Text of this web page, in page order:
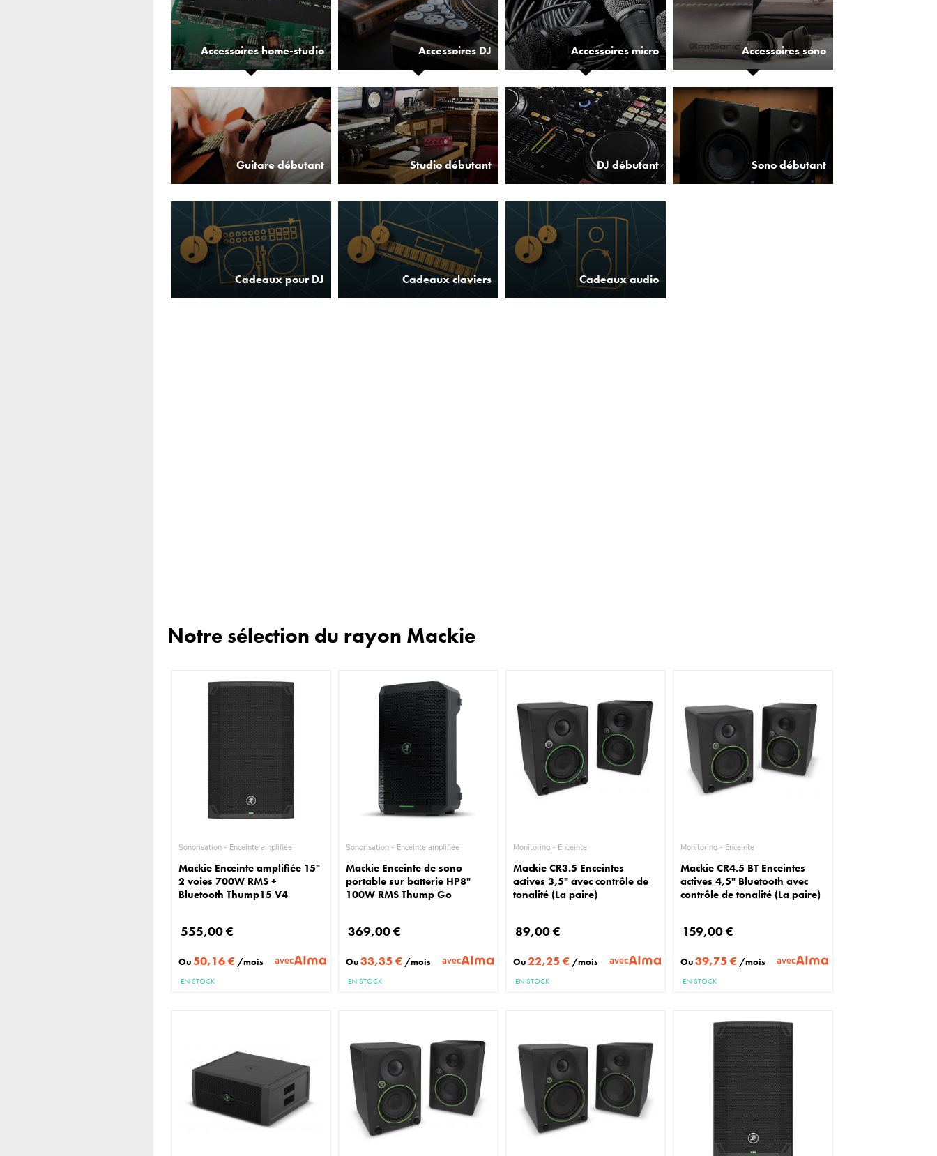
Accessoires home-studio Accessoires DJ Accessoires micro Accessoires sono
Guitare débutant Studio débutant DJ débutant Sono débutant
Cadeaux pour DJ Cadeaux claviers Cadeaux audio
Notre sélection du rayon Mackie
Sonorisation - Enceinte amplifiée
Mackie Enceinte amplifiée 15"
2 voies 700W RMS +
Bluetooth Thump15 V4
555,00 €
Ou50,16 € /mois avec
EN STOCK
Sonorisation - Enceinte amplifiée
Mackie Enceinte de sono
portable sur batterie HP8"
100W RMS Thump Go
369,00 €
Ou33,35 € /mois avec
EN STOCK
Monitoring - Enceinte
Mackie CR3.5 Enceintes
actives 3,5" avec contrôle de
tonalité (La paire)
89,00 €
Ou22,25 € /mois avec
EN STOCK
Monitoring - Enceinte
Mackie CR4.5 BT Enceintes
actives 4,5" Bluetooth avec
contrôle de tonalité (La paire)
159,00 €
Ou39,75 € /mois avec
EN STOCK